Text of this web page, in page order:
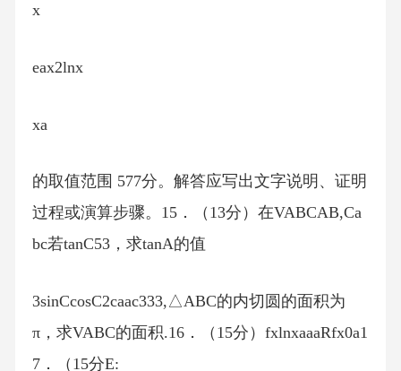
x
eax2lnx
xa
的取值范围 577分。解答应写出文字说明、证明
过程或演算步骤。15．（13分）在VABCAB,Ca
bc若tanC53，求tanA的值
3sinCcosC2caac333,△ABC的内切圆的面积为
π，求VABC的面积.16．（15分）fxlnxaaaRfx0a1
7．（15分E: